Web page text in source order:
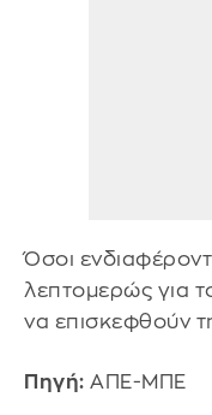
Όσοι
λεπτομερώς για
να επισκεφθούν
Πηγή: ΑΠΕ-ΜΠΕ